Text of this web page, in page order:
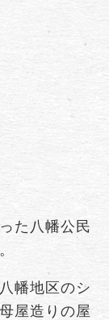
た八幡公民
幡地区のシ
屋造りの屋